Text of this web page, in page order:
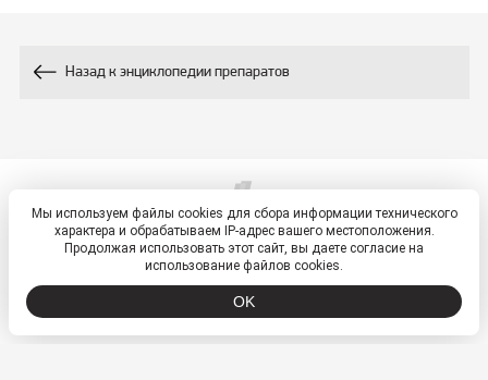
Назад к энциклопедии препаратов
© 2026, ETM - портал
Политика обработки персональных данных
ООО «ВТФ» ОГРН 1027700549942 ИНН 7701250210
Мы используем файлы cookies для сбора информации технического
характера и обрабатываем IP-адрес вашего местоположения.
Продолжая использовать этот сайт, вы даете согласие на
использование файлов cookies.
OK